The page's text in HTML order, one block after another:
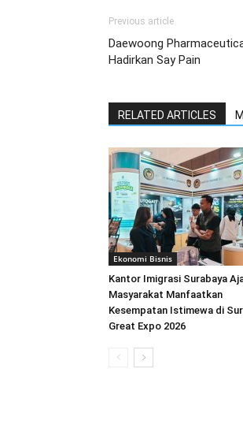
Previous article
Daewoong
Hadirkan Say Pain
RELATED ARTICLES
Ekonomi Bisnis
Kantor Imigrasi Surabaya
Masyarakat Manfaatkan
Kesempatan Istimewa di
Great Expo 2026